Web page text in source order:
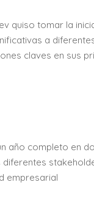
quiso tomar la
a
claves en sus
año completo en
empresarial